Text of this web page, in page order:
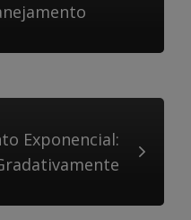
Exponencial: